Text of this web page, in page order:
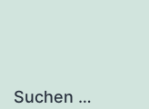
Suchen …